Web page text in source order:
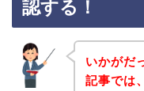
認する！
いかがだ
記事では